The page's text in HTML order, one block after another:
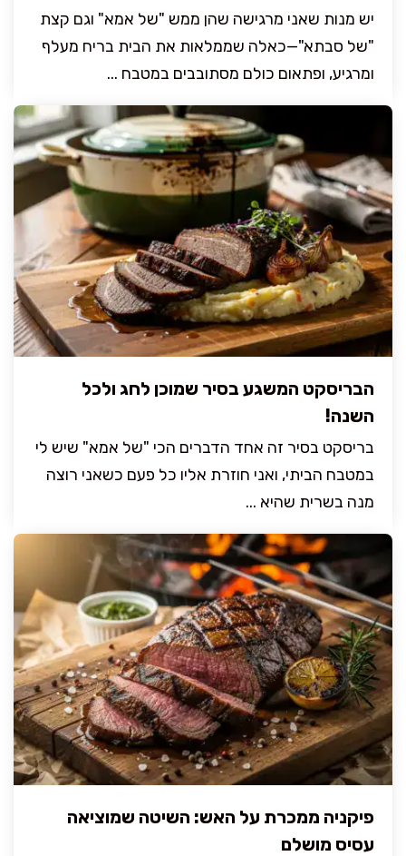
יש מנות שאני מרגישה שהן ממש "של אמא" וגם קצת
"של סבתא"—כאלה שממלאות את הבית בריח מעלף
ומרגיע, ופתאום כולם מסתובבים במטבח ...
הבריסקט המשגע בסיר שמוכן לחג ולכל
השנה!
בריסקט בסיר זה אחד הדברים הכי "של אמא" שיש לי
במטבח הביתי, ואני חוזרת אליו כל פעם כשאני רוצה
מנה בשרית שהיא ...
פיקניה ממכרת על האש: השיטה שמוציאה
עסיס מושלם